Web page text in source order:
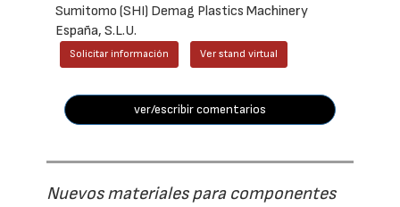
Sumitomo (SHI) Demag Plastics Machinery
España, S.L.U.
Solicitar información Ver stand virtual
ver/escribir comentarios
Nuevos materiales para componentes